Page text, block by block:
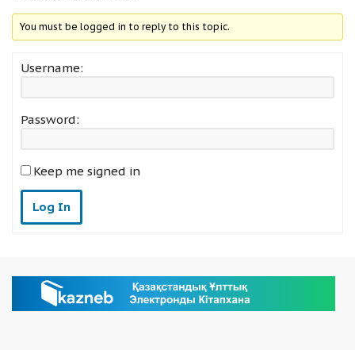
You must be logged in to reply to this topic.
Username:
Password:
Keep me signed in
Log In